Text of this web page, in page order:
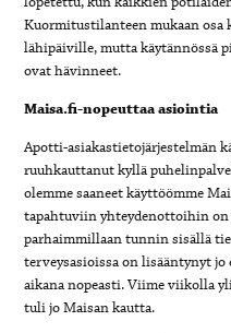
Kuormitustilanteen mukaan
lähipäiville, mutta käytännössä
ovat hävinneet.
Maisa.fi-nopeuttaa asiointia
Apotti-asiakastietojärjestelmän
ruuhkauttanut kyllä
olemme saaneet käyttöömme
tapahtuviin yhteydenottoihin on
parhaimmillaan tunnin sisällä
terveysasioissa on lisääntynyt
aikana nopeasti. Viime viikolla
tuli jo Maisan kautta.